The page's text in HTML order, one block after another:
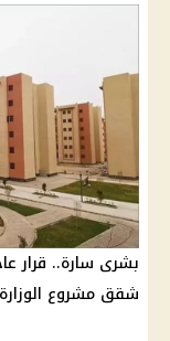
بشرى سارة.. قرار
شقق مشروع الوزارة سكن